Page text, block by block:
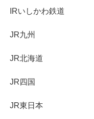
IRいしかわ鉄道
JR九州
JR北海道
JR四国
JR東日本